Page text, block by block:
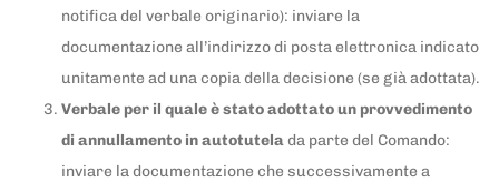
notifica del verbale originario): inviare la
documentazione all’indirizzo di posta elettronica indicato
unitamente ad una copia della decisione (se già adottata).
Verbale per il quale è stato adottato un provvedimento
di annullamento in autotutelada parte del Comando:
inviare la documentazione che successivamente a